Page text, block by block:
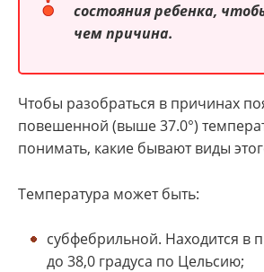
состояния ребенка,
чем причина.
Чтобы разобраться в причинах
повешенной (выше 37.0°)
понимать, какие бывают виды
Температура может быть:
субфебрильной. Находится в
до 38,0 градуса по Цельсию;